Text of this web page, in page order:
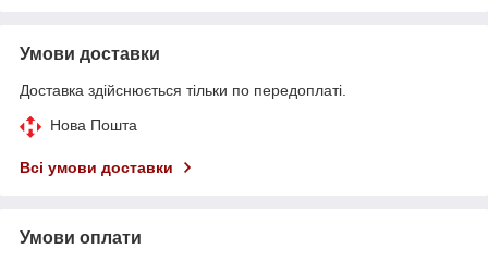
Умови доставки
Доставка здійснюється тільки по передоплаті.
Нова Пошта
Всі умови доставки
Умови оплати